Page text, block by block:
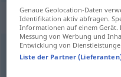
Synonyme
Kurs,Devisenkurs
Genaue Geolocation-Daten
Identifikation aktiv abfragen.
Informationen auf einem Gerät.
Messung von Werbung und
Entwicklung von
Liste der Partner